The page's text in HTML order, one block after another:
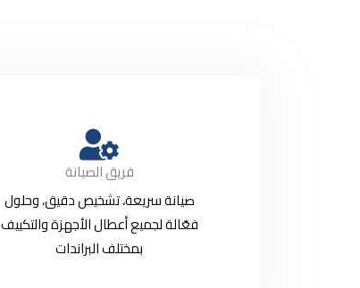
فريق الصيانة
صيانة سريعة، تشخيص دقيق، وحلول
فعّالة لجميع أعطال الأجهزة والتكييف
بمختلف البراندات